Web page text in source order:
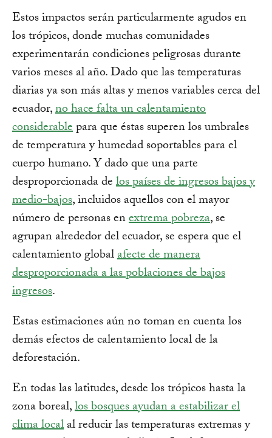
Estos impactos serán particularmente agudos en
los trópicos, donde muchas comunidades
experimentarán condiciones peligrosas durante
varios meses al año. Dado que las temperaturas
diarias ya son más altas y menos variables cerca del
ecuador,no hace falta un calentamiento
considerablepara que éstas superen los umbrales
de temperatura y humedad soportables para el
cuerpo humano. Y dado que una parte
desproporcionada delos países de ingresos bajos y
medio-bajos, incluidos aquellos con el mayor
número de personas enextrema pobreza, se
agrupan alrededor del ecuador, se espera que el
calentamiento globalafecte de manera
desproporcionada a las poblaciones de bajos
ingresos.
Estas estimaciones aún no toman en cuenta los
demás efectos de calentamiento local de la
deforestación.
En todas las latitudes, desde los trópicos hasta la
zona boreal,los bosques ayudan a estabilizar el
clima localal reducir las temperaturas extremas y